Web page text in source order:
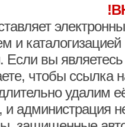
и
вы являетесь
чтобы ссылка
удалим
и администрация